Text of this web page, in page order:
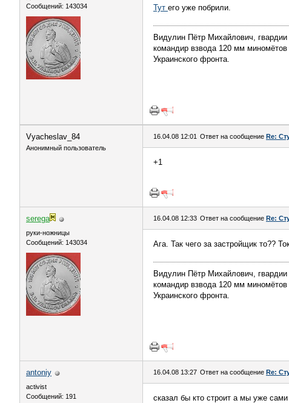
Сообщений: 143034
Тут его уже побрили.
Видулин Пётр Михайлович, гвардии
командир взвода 120 мм миномётов
Украинского фронта.
Vyacheslav_84
Анонимный пользователь
16.04.08 12:01 Ответ на сообщение Re:
+1
serega
руки-ножницы
Сообщений: 143034
16.04.08 12:33 Ответ на сообщение Re:
Ага. Так чего за застройщик то??
Видулин Пётр Михайлович, гвардии
командир взвода 120 мм миномётов
Украинского фронта.
antoniy
activist
Сообщений: 191
16.04.08 13:27 Ответ на сообщение Re:
сказал бы кто строит а мы уже